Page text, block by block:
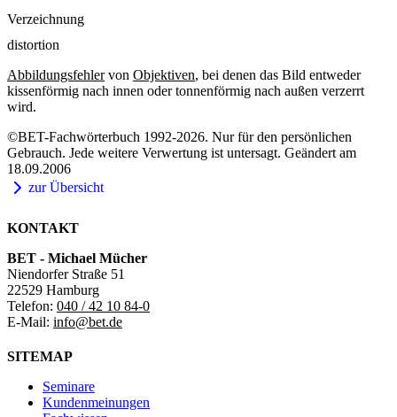
Verzeichnung
distortion
Abbildungsfehlervon Objektiven, bei denen das Bild entweder
kissenförmig nach innen oder tonnenförmig nach außen verzerrt
wird.
©BET-Fachwörterbuch 1992-2026. Nur für den persönlichen
Gebrauch. Jede weitere Verwertung ist untersagt. Geändert am
18.09.2006
zur Übersicht
KONTAKT
BET - Michael Mücher
Niendorfer Straße 51
22529 Hamburg
Telefon: 040 / 42 10 84-0
E-Mail: info@bet.de
SITEMAP
Seminare
Kundenmeinungen